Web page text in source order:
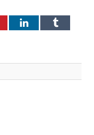
LinkedInTumblr